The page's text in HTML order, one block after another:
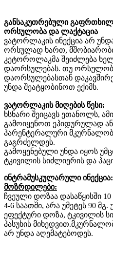
განსაკუთრებული
ორსულობა და ლაქტაცია
ვატორლაკის ინექცია არ
ორსულად ხართ,
კეტოროლაკმა შეიძლება
დაორსულებას. თუ
დაორსულებასთან
უნდა შეატყობინოთ ექიმს.
ვატორლაკის მიღების წესი:
ხსნარი შეიცავს ეთანოლს,
გამოიყენოთ ეპიდურულად ან
პარენტერალური
გაგრძელდეს.
გამოყენებული უნდა იყოს
ტკივილის სიძლიერის და
ინტრამუსკულარული ინექცია:
მოზრდილები:
ჩვეული დოზაა დასაწყისში 10
4-6 საათში, არა უმეტეს 90 მგ.
ეფექტური დოზა, ტკივილის
პასუხის მიხედვით.
არ უნდა აღემატებოდეს.